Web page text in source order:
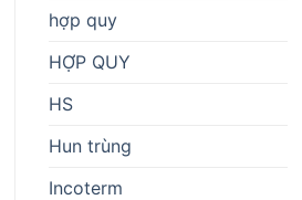
hợp quy
HỢP QUY
HS
Hun trùng
Incoterm